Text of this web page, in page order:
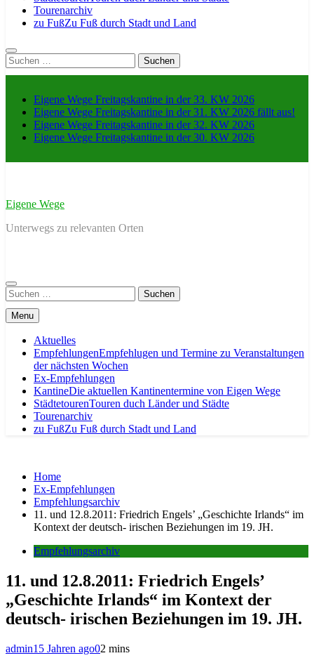
Tourenarchiv
zu FußZu Fuß durch Stadt und Land
Suche
nach:
Eigene Wege Freitagskantine in der 33. KW 2026
Eigene Wege Freitagskantine in der 31. KW 2026 fällt aus!
Eigene Wege Freitagskantine in der 32. KW 2026
Eigene Wege Freitagskantine in der 30. KW 2026
Eigene Wege
Unterwegs zu relevanten Orten
Suche
nach:
Menu
Aktuelles
EmpfehlungenEmpfehlugen und Termine zu Veranstaltungen
der nächsten Wochen
Ex-Empfehlungen
KantineDie aktuellen Kantinentermine von Eigen Wege
StädtetourenTouren duch Länder und Städte
Tourenarchiv
zu FußZu Fuß durch Stadt und Land
Home
Ex-Empfehlungen
Empfehlungsarchiv
11. und 12.8.2011: Friedrich Engels’ „Geschichte Irlands“ im
Kontext der deutsch- irischen Beziehungen im 19. JH.
Empfehlungsarchiv
11. und 12.8.2011: Friedrich Engels’
„Geschichte Irlands“ im Kontext der
deutsch- irischen Beziehungen im 19. JH.
admin15 Jahren ago02 mins